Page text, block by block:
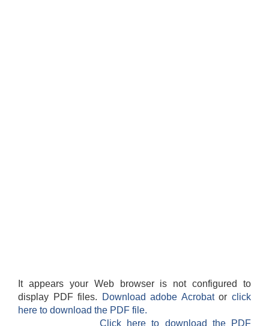
It appears your Web browser is not configured to
display PDF files.
Download adobe Acrobatorclick
here to download the PDF file.
Click here to download the PDF